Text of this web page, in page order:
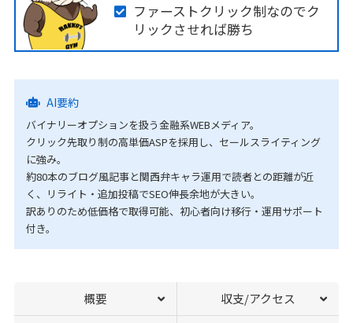
ファーストクリック制なのでク
リックさせれば勝ち
AI要約
バイナリーオプションを扱う金融系WEBメディア。
クリック先取り制の高単価ASPを採用し、セールスライティング
に強み。
約80本のブログ風記事と関西弁キャラ運用で読者との距離が近
く、リライト・追加投稿でSEO伸長余地が大きい。
訳ありのため低価格で取得可能、初心者向け移行・運用サポート
付き。
概要 収支/アクセス